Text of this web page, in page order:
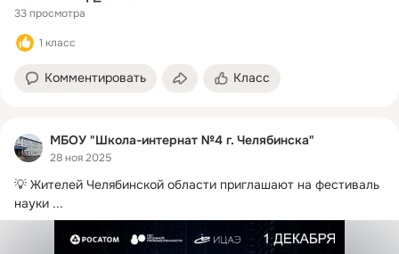
33 просмотра
1 класс
Комментировать Класс
МБОУ "Школа-интернат №4 г. Челябинска"
28 ноя 2025
💡 Жителей Челябинской области приглашают на фестиваль
науки ...